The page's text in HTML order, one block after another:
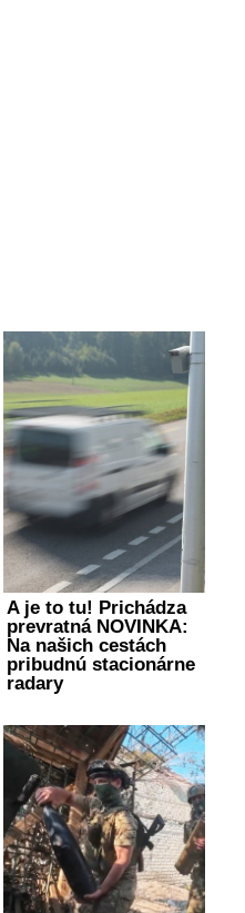
A je to tu! Prichádza
prevratná NOVINKA:
Na našich cestách
pribudnú stacionárne
radary